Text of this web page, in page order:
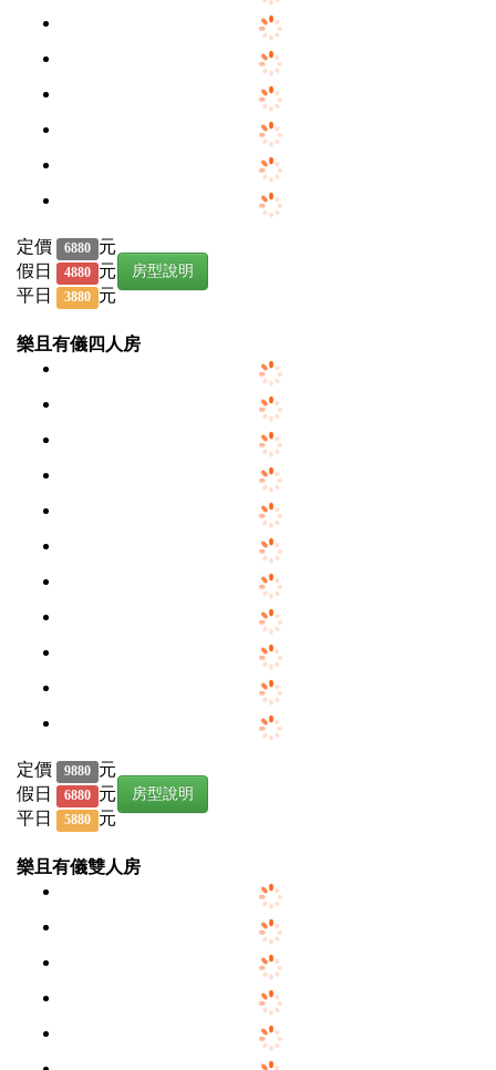
定價 6880 元
假日
4880 元
平日
3880 元
房型說明
樂且有儀四人房
定價 9880 元
假日
6880 元
平日
5880 元
房型說明
樂且有儀雙人房